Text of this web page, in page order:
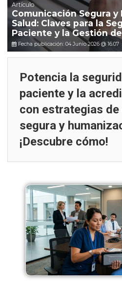
Artículo
Comunicación Segura y
Salud: Claves para la
Paciente y la Gestión
Fecha publicación: 04 Junio 2026 @ 16:07
Potencia la
paciente y la
con estrategias
segura y
¡Descubre cómo!